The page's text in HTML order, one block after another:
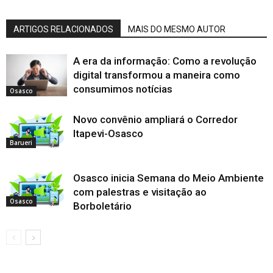
ARTIGOS RELACIONADOS MAIS DO MESMO AUTOR
Osasco
A era da informação: Como a revolução
digital transformou a maneira como
consumimos notícias
Barueri
Novo convênio ampliará o Corredor
Itapevi-Osasco
Osasco
Osasco inicia Semana do Meio Ambiente
com palestras e visitação ao
Borboletário